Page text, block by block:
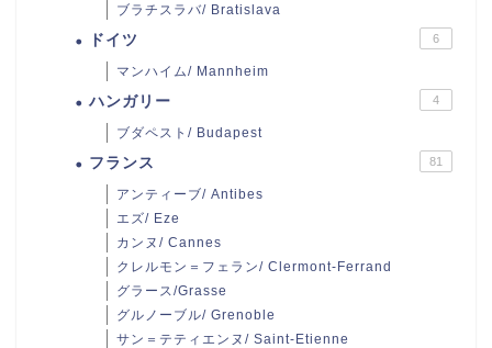
ブラチスラバ/ Bratislava
ドイツ 6
マンハイム/ Mannheim
ハンガリー 4
ブダペスト/ Budapest
フランス 81
アンティーブ/ Antibes
エズ/ Eze
カンヌ/ Cannes
クレルモン＝フェラン/ Clermont-Ferrand
グラース/Grasse
グルノーブル/ Grenoble
サン＝テティエンヌ/ Saint-Etienne